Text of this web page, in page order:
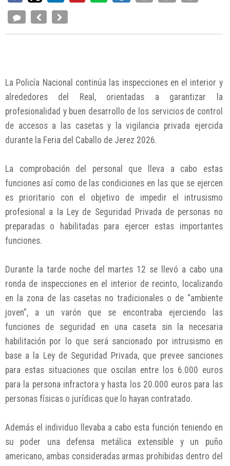
La Policía Nacional continúa las inspecciones en el interior y
alrededores del Real, orientadas a garantizar la
profesionalidad y buen desarrollo de los servicios de control
de accesos a las casetas y la vigilancia privada ejercida
durante la Feria del Caballo de Jerez 2026.
La comprobación del personal que lleva a cabo estas
funciones así como de las condiciones en las que se ejercen
es prioritario con el objetivo de impedir el intrusismo
profesional a la Ley de Seguridad Privada de personas no
preparadas o habilitadas para ejercer estas importantes
funciones.
Durante la tarde noche del martes 12 se llevó a cabo una
ronda de inspecciones en el interior de recinto, localizando
en la zona de las casetas no tradicionales o de “ambiente
joven”, a un varón que se encontraba ejerciendo las
funciones de seguridad en una caseta sin la necesaria
habilitación por lo que será sancionado por intrusismo en
base a la Ley de Seguridad Privada, que prevee sanciones
para estas situaciones que oscilan entre los 6.000 euros
para la persona infractora y hasta los 20.000 euros para las
personas físicas o jurídicas que lo hayan contratado.
Además el individuo llevaba a cabo esta función teniendo en
su poder una defensa metálica extensible y un puño
americano, ambas consideradas armas prohibidas dentro del